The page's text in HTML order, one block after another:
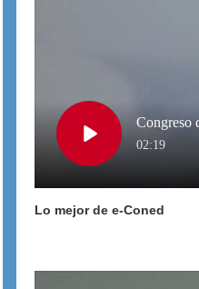
Play
Video
Congreso
02:19
Lo mejor de e-Coned